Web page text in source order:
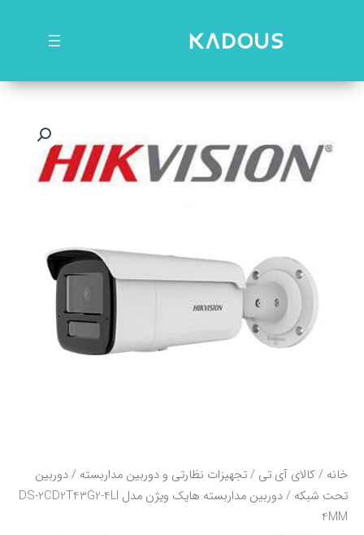
خانه /کالای آی تی /تجهیزات نظارتی و دوربین مداربسته /دوربین
تحت شبکه
/ دوربین مداربسته هایک ویژن مدل DS-2CD2T43G2-4LI
4MM